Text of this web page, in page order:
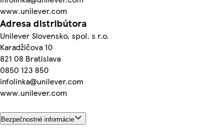
www.unilever.com
Adresa distribútora
Unilever Slovensko, spol. s r.o.
Karadžičova 10
821 08 Bratislava
0850 123 850
infolinka@unilever.com
www.unilever.com
Bezpečnostné informácie